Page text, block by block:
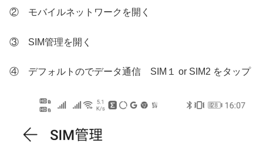
② モバイルネットワークを開く
③ SIM管理を開く
④ デフォルトのでデータ通信 SIM１ or SIM2 をタップ